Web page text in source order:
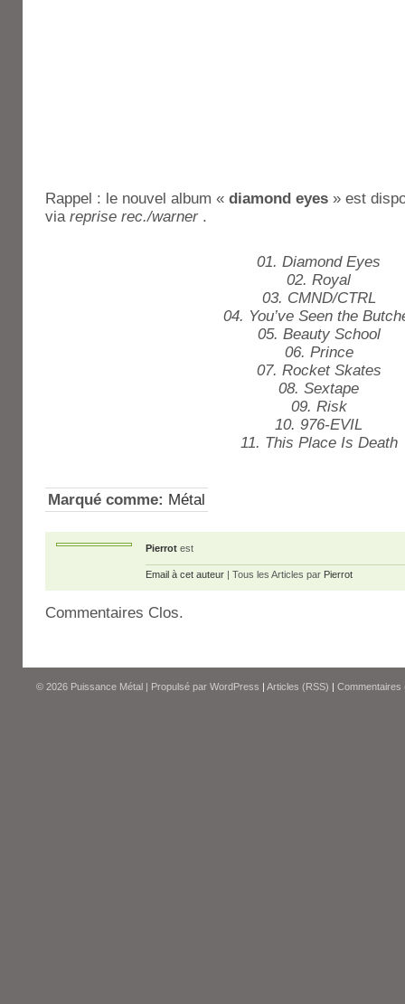
Rappel : le nouvel album « diamond eyes » est
via reprise rec./warner .
01. Diamond Eyes
02. Royal
03. CMND/CTRL
04. You’ve Seen the
05. Beauty School
06. Prince
07. Rocket Skates
08. Sextape
09. Risk
10. 976-EVIL
11. This Place Is Death
Marqué comme: Métal
Pierrot est
Email à cet auteur | Tous les Articles par Pierrot
Commentaires Clos.
© 2026 Puissance Métal | Propulsé par WordPress | Articles (RSS) | Commentaires